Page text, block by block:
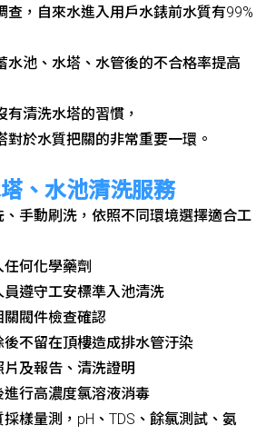
查，自來水進入用戶水錶前水質有99%
水池、水塔、水管後的不合格率提高
有清洗水塔的習慣，
對於水質把關的非常重要一環。
、水池清洗服務
、手動刷洗，依照不同環境選擇適合工
何化學藥劑
員遵守工安標準入池清洗
關閥件檢查確認
後不留在頂樓造成排水管汙染
及報告、清洗證明
行高濃度氯溶液消毒
樣量測，pH、TDS、餘氯測試、氨